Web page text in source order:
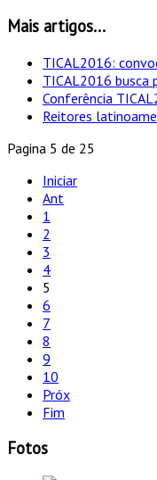
Mais artigos...
TICAL2016:
TICAL2016 busca
Conferência
Reitores
Pagina 5 de 25
Iniciar
Ant
1
2
3
4
5
6
7
8
9
10
Próx
Fim
Fotos